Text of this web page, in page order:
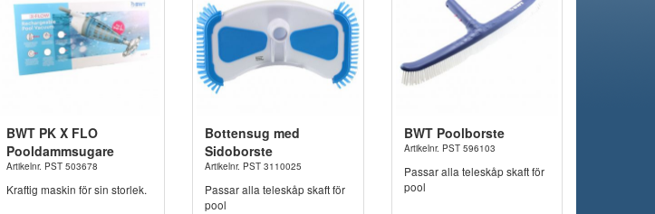
BWT PK X FLO
Pooldammsugare
Artikelnr. PST 503678
Kraftig maskin för sin storlek.
Bottensug med
Sidoborste
Artikelnr. PST 3110025
Passar alla teleskåp skaft för
pool
BWT Poolborste
Artikelnr. PST 596103
Passar alla teleskåp skaft för
pool